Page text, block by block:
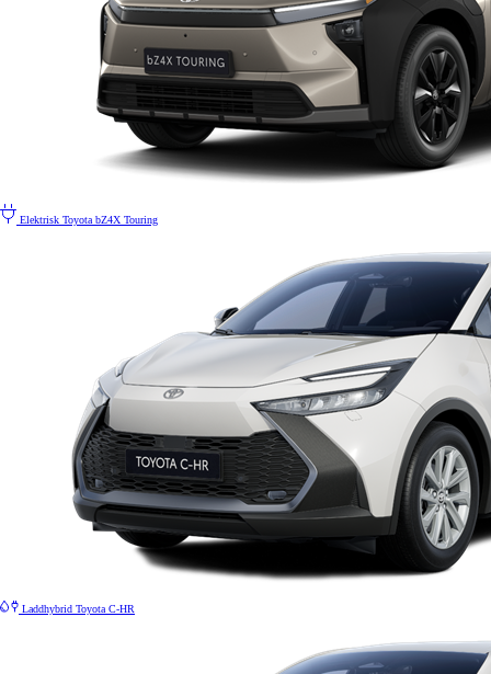
Elektrisk Toyota bZ4X Touring
Laddhybrid Toyota C-HR